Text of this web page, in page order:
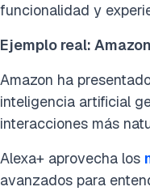
funcionalidad y
Ejemplo real:
Amazon ha
inteligencia artificial
interacciones más
Alexa+ aprovecha los
avanzados para